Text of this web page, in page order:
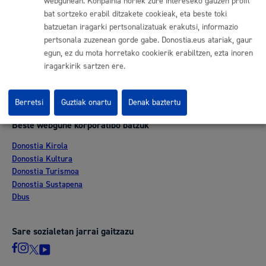
Esteka erabilgarriak
Lan eskaintza
Kontratatzailaren profila
Egoitza elektronikoa
Mapak - GeoDonostia
Web-mapa
Beste webgune korporatibo batzuk
Donostia Kirola
Donostia Kultura
Donostia Turismoa
Donostia Sustapena
Dbus
Sare sozialetan jarrai gaitzazu
bat sortzeko erabil ditzakete cookieak, eta beste toki
batzuetan iragarki pertsonalizatuak erakutsi, informazio
pertsonala zuzenean gorde gabe. Donostia.eus atariak, gaur
egun, ez du mota horretako cookierik erabiltzen, ezta inoren
iragarkirik sartzen ere.
Denak baztertu
Berretsi Guztiak onartu